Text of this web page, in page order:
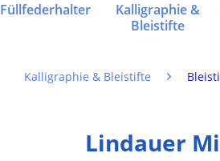
Füllfederhalter
Kalligraphie &
Bleistifte
Kalligraphie & Bleistifte
Lindauer